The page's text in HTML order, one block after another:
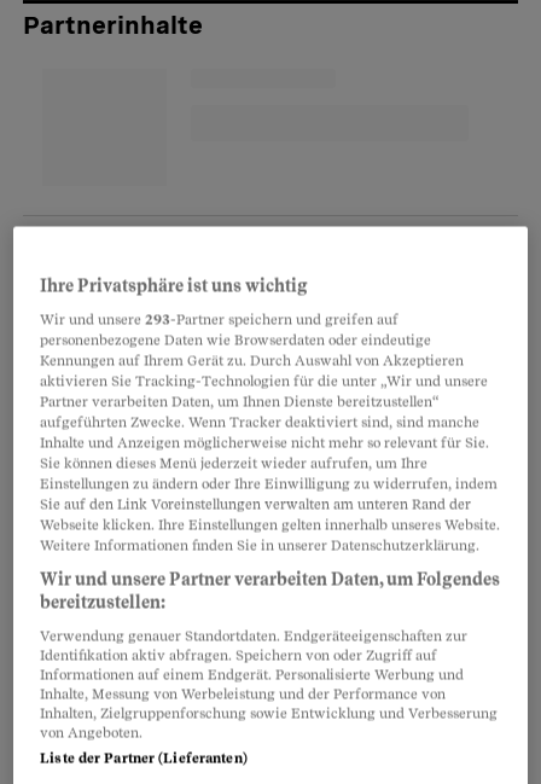
Partnerinhalte
Temperatur einstellen
Passen Sie die Temperatur je nach Raum an.
Wohlfühltemperaturen in Stube und Bad sind
zwischen 20 und 22 Grad (Stufe 3 bis 4). Im
Schlafzimmer reichen 17 Grad (Stufe 2 bis 3). Für
die Küche ideal sind 19 Grad (Stufe 2 bis 3).
Halten Sie die Schlafzimmer- und die Küchentür
geschlossen, damit andere Zimmer nicht
abkühlen. Natürlich können Sie auch niedrigere
Temperaturen einstellen. Achtung: Senken Sie
die Temperaturen nicht unter 12 Grad (Stufe 1),
wenn Sie verreisen –sonst droht Schimmel
Ihre Privatsphäre ist uns wichtig
Wir und unsere293-Partner speichern und greifen auf
personenbezogene Daten wie Browserdaten oder eindeutige
Kennungen auf Ihrem Gerät zu. Durch Auswahl von Akzeptieren
aktivieren Sie Tracking-Technologien für die unter „Wir und unsere
Partner verarbeiten Daten, um Ihnen Dienste bereitzustellen“
aufgeführten Zwecke. Wenn Tracker deaktiviert sind, sind manche
Inhalte und Anzeigen möglicherweise nicht mehr so relevant für Sie.
Sie können dieses Menü jederzeit wieder aufrufen, um Ihre
Einstellungen zu ändern oder Ihre Einwilligung zu widerrufen, indem
Sie auf den Link Voreinstellungen verwalten am unteren Rand der
Webseite klicken. Ihre Einstellungen gelten innerhalb unseres Website.
Weitere Informationen finden Sie in unserer Datenschutzerklärung.
Wir und unsere Partner verarbeiten Daten, um Folgendes
bereitzustellen:
Verwendung genauer Standortdaten. Endgeräteeigenschaften zur
Identifikation aktiv abfragen. Speichern von oder Zugriff auf
Informationen auf einem Endgerät. Personalisierte Werbung und
Inhalte, Messung von Werbeleistung und der Performance von
Inhalten, Zielgruppenforschung sowie Entwicklung und Verbesserung
von Angeboten.
Liste der Partner (Lieferanten)